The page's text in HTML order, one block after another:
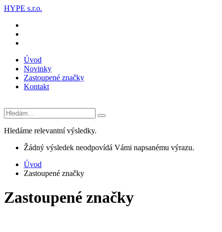
HYPE s.r.o.
Úvod
Novinky
Zastoupené značky
Kontakt
Hledáme relevantní výsledky.
Žádný výsledek neodpovídá Vámi napsanému výrazu.
Úvod
Zastoupené značky
Zastoupené značky